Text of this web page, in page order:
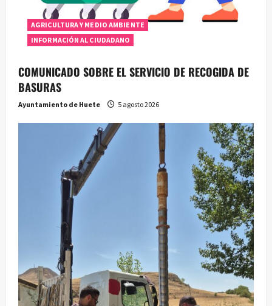
AGRICULTURA Y MEDIO AMBIENTE
INFORMACIÓN AL CIUDADANO
COMUNICADO SOBRE EL SERVICIO DE RECOGIDA DE
BASURAS
Ayuntamiento de Huete 5 agosto 2026